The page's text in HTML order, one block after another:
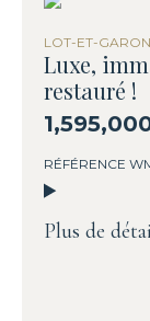
LOT-ET-
Luxe,
restauré !
RÉFÉRENCE
Plus de